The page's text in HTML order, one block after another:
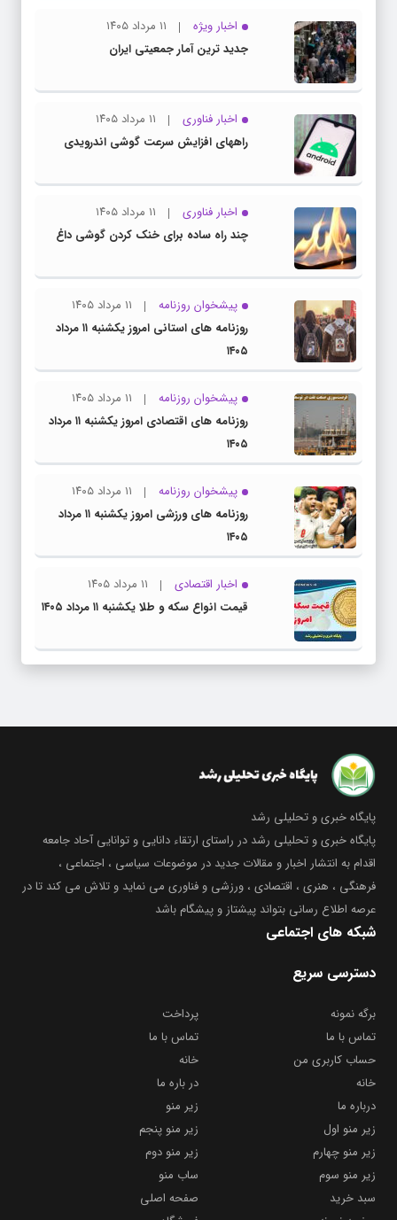
اخبار ویژه
۱۱ مرداد ۱۴۰۵
جدید ترین آمار جمعیتی ایران
اخبار فناوری
۱۱ مرداد ۱۴۰۵
راههای افزایش سرعت گوشی اندرویدی
اخبار فناوری
۱۱ مرداد ۱۴۰۵
چند راه‌ ساده برای خنک کردن گوشی داغ
پیشخوان روزنامه
۱۱ مرداد ۱۴۰۵
روزنامه های استانی امروز یکشنبه ۱۱ مرداد
۱۴۰۵
پیشخوان روزنامه
۱۱ مرداد ۱۴۰۵
روزنامه های اقتصادی امروز یکشنبه ۱۱ مرداد
۱۴۰۵
پیشخوان روزنامه
۱۱ مرداد ۱۴۰۵
روزنامه های ورزشی امروز یکشنبه ۱۱ مرداد
۱۴۰۵
اخبار اقتصادی
۱۱ مرداد ۱۴۰۵
قیمت انواع سکه و طلا یکشنبه ۱۱ مرداد ۱۴۰۵
پایگاه خبری و تحلیلی رشد
پایگاه خبری و تحلیلی رشد در راستای ارتقاء دانایی و توانایی آحاد جامعه
اقدام به انتشار اخبار و مقالات جدید در موضوعات سیاسی ، اجتماعی ،
فرهنگی ، هنری ، اقتصادی ، ورزشی و فناوری می نماید و تلاش می کند تا در
عرصه اطلاع رسانی بتواند پیشتاز و پیشگام باشد
شبکه های اجتماعی
دسترسی سریع
برگه نمونه
پرداخت
تماس با ما
تماس با ما
حساب کاربری من
خانه
خانه
در باره ما
درباره ما
زیر منو
زیر منو اول
زیر منو پنجم
زیر منو چهارم
زیر منو دوم
زیر منو سوم
ساب منو
سبد خرید
صفحه اصلی